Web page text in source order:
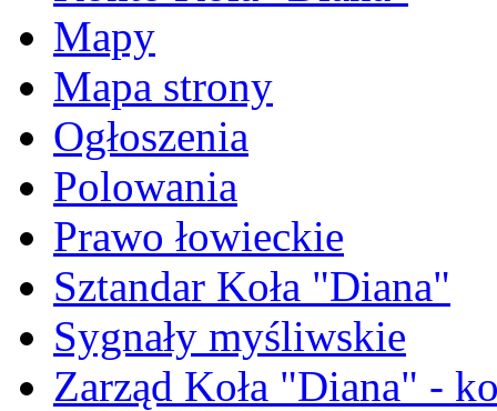
Mapy
Mapa strony
Ogłoszenia
Polowania
Prawo łowieckie
Sztandar Koła "Diana"
Sygnały myśliwskie
Zarząd Koła "Diana" -